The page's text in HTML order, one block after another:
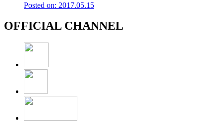
Posted on: 2017.05.15
OFFICIAL CHANNEL